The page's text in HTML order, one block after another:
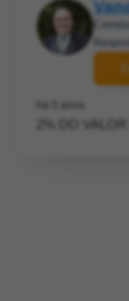
há 5 anos
2% DO